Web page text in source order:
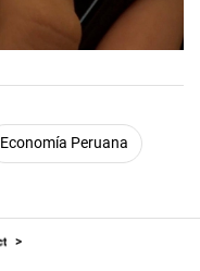
Economía Peruana